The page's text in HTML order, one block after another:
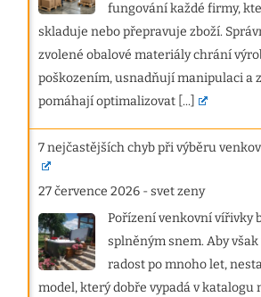
fungování každé firmy,
skladuje nebo přepravuje zboží.
zvolené obalové materiály chrání
poškozením, usnadňují manipulaci a
pomáhají optimalizovat [...]
7 nejčastějších chyb při výběru
27 července 2026 -svet zeny
Pořízení venkovní vířivky
splněným snem. Aby
radost po mnoho let,
model, který dobře vypadá v katalogu